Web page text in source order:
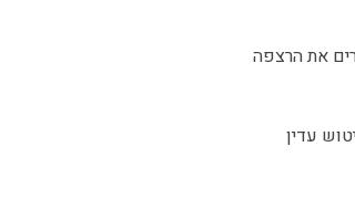
את הרצפה
עדין